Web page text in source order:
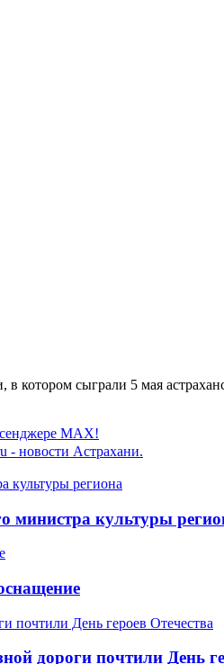
в котором сыграли 5 мая
MAX!
- новости Астрахани.
министра культуры
дороги почтили День